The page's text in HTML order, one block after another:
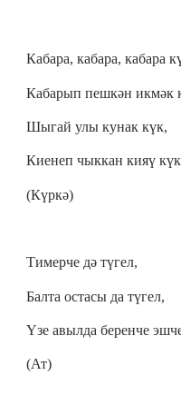
Кабара, кабара, кабара
Кабарып пешкән икмәк
Шыгай улы кунак күк,
Киенеп чыккан кияү
(Күркә)
Тимерче дә түгел,
Балта остасы да түгел,
Үзе авылда беренче
(Ат)